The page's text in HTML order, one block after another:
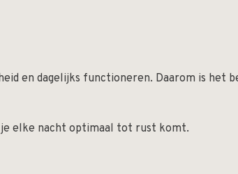
en dagelijks functioneren. Daarom is het
elke nacht optimaal tot rust komt.